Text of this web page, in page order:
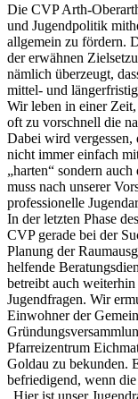
Die CVP Arth-
und Jugendpolitik
allgemein zu fördern.
der erwähnen
nämlich überzeugt,
mittel- und
Wir leben in einer
oft zu vorschnell die
Dabei wird vergessen,
nicht immer einfach
„harten“ sondern
muss nach unserer
professionelle
In der letzten Phase
CVP gerade bei der
Planung der
helfende
betreibt auch
Jugendfragen. Wir
Einwohner der
Pfarreizentrum
Goldau zu bekunden.
befriedigend, wenn
„Hier ist unser